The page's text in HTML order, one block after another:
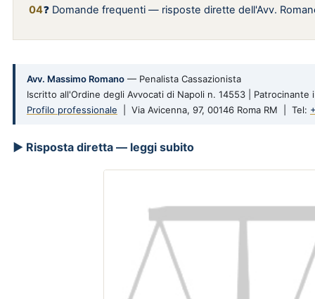
❓ Domande frequenti — risposte dirette dell'Avv.
Avv. Massimo Romano — Penalista Cassazionista
Iscritto all'Ordine degli Avvocati di Napoli n. 14553 | Patrocinante
Profilo professionale | Via Avicenna, 97, 00146 Roma RM | Tel:
▶ Risposta diretta — leggi subito